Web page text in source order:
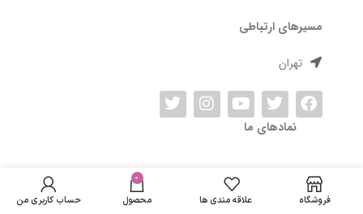
- درباره ما
- حساب کاربری
- سبد خرید
- پیگیری سفارش
مسیرهای ارتباطی
پوست خشک و
نرمال حجم 200
تومان
باشد فروشگاه علاقه مندی ها
0
محصول حساب کاربری من